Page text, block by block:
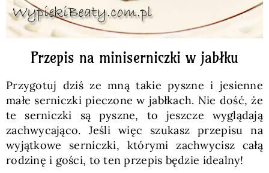
Przepis na miniserniczki w jabłku
Przygotuj dziś ze mną takie pyszne i jesienne
małe serniczki pieczone w jabłkach. Nie dość, że
te serniczki są pyszne, to jeszcze wyglądają
zachwycająco. Jeśli więc szukasz przepisu na
wyjątkowe serniczki, którymi zachwycisz całą
rodzinę i gości, to ten przepis będzie idealny!